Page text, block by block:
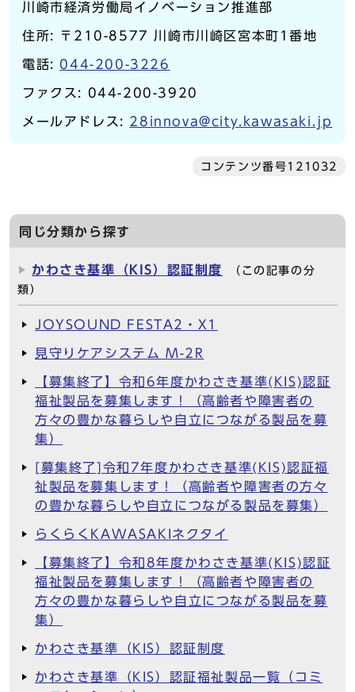
川崎市経済労働局イノベーション推進部
住所: 〒210-8577 川崎市川崎区宮本町1番地
電話: 044-200-3226
ファクス: 044-200-3920
メールアドレス: 28innova@city.kawasaki.jp
コンテンツ番号121032
同じ分類から探す
かわさき基準（KIS）認証制度
（この記事の分
類）
JOYSOUND FESTA2・X1
見守りケアシステム M-2R
【募集終了】令和6年度かわさき基準(KIS)認証
福祉製品を募集します！（高齢者や障害者の
方々の豊かな暮らしや自立につながる製品を募
集）
[募集終了]令和7年度かわさき基準(KIS)認証福
祉製品を募集します！（高齢者や障害者の方々
の豊かな暮らしや自立につながる製品を募集）
らくらくKAWASAKIネクタイ
【募集終了】令和8年度かわさき基準(KIS)認証
福祉製品を募集します！（高齢者や障害者の
方々の豊かな暮らしや自立につながる製品を募
集）
かわさき基準（KIS）認証制度
かわさき基準（KIS）認証福祉製品一覧（コミ